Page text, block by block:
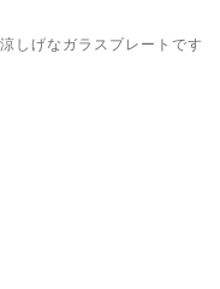
しげなガラスプレートです